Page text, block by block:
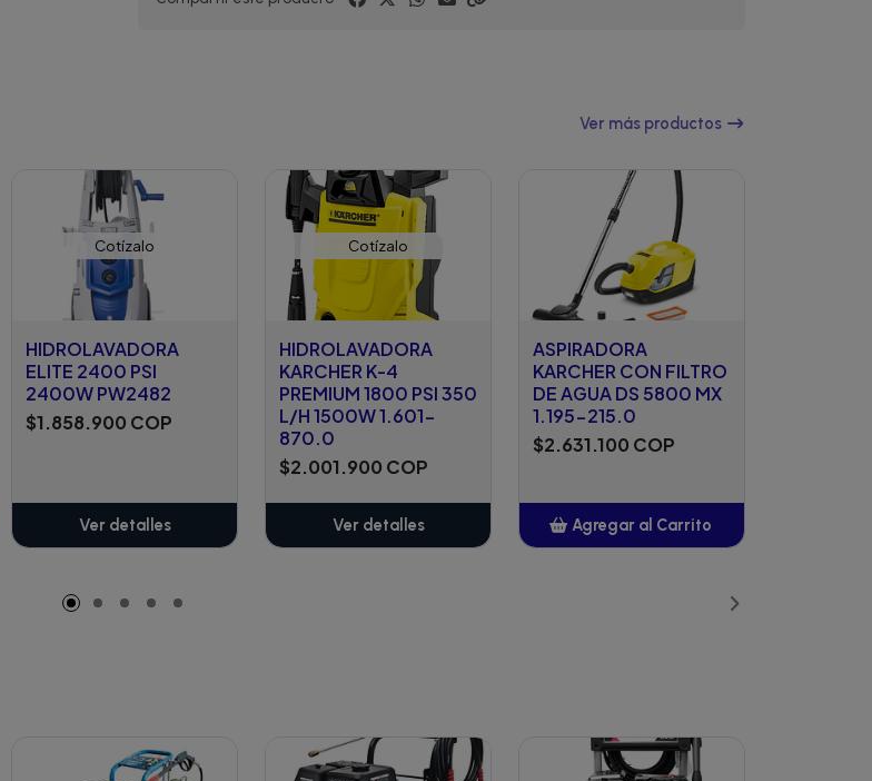
Ver más productos
Cotízalo
HIDROLAVADORA
ELITE 2400 PSI
2400W PW2482
$1.858.900 COP
Ver detalles
Cotízalo
HIDROLAVADORA
KARCHER K-4
PREMIUM 1800 PSI 350
L/H 1500W 1.601-
870.0
$2.001.900 COP
Ver detalles
ASPIRADORA
KARCHER CON FILTRO
DE AGUA DS 5800 MX
1.195-215.0
$2.631.100 COP
Agregar al Carrito